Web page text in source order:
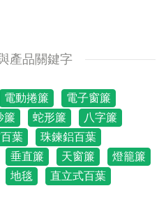
產品關鍵字
電動捲簾
電子窗簾
簾 蛇形簾
八字簾
葉
珠鍊鋁百葉
垂直簾 天窗簾
燈籠簾
地毯
直立式百葉